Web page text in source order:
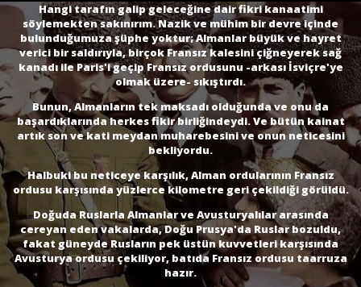
Hangi tarafın galip geleceğine dair fikri kanaatimi
söylemekten sakınırım. Nazik ve mühim bir devre içinde
bulunduğumuza şüphe yoktur; Almanlar büyük ve hayret
verici bir saldırıyla, birçok Fransız kalesini çiğneyerek sağ
kanadı ile Paris'i geçip Fransız ordusunu -arkası İsviçre'ye
olmak üzere- sıkıştırdı.
Bunun, Almanların tek maksadı olduğunda ve onu da
başardıklarında herkes fikir birliğindeydi. Ve bütün kainat
artık son ve kati meydan muharebesini ve onun neticesini
bekliyordu.
Halbuki bu neticeye karşılık, Alman ordularının Fransız
ordusu karşısında yüzlerce kilometre geri çekildiği görüldü.
Doğuda Ruslarla Almanlar ve Avusturyalılar arasında
cereyan eden vakalarda, Doğu Prusya'da Ruslar bozuldu,
fakat güneyde Rusların pek üstün kuvvetleri karşısında
Avusturya ordusu çekiliyor, batıda Fransız ordusu taarruza
hazır.